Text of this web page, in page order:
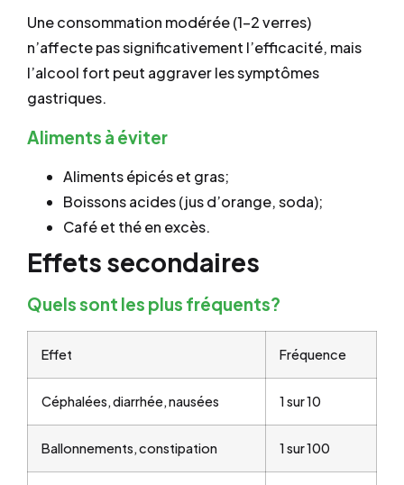
Une consommation modérée (1–2 verres)
n’affecte pas significativement l’efficacité, mais
l’alcool fort peut aggraver les symptômes
gastriques.
Aliments à éviter
Aliments épicés et gras;
Boissons acides (jus d’orange, soda);
Café et thé en excès.
Effets secondaires
Quels sont les plus fréquents?
Effet Fréquence
Céphalées, diarrhée, nausées 1 sur 10
Ballonnements, constipation 1 sur 100